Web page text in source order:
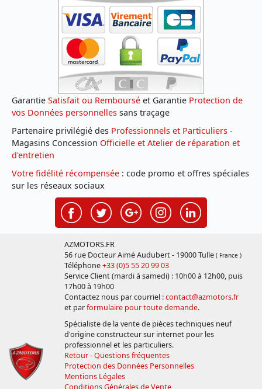
Garantie Satisfait ou Remboursé et Garantie Protection de
vos Données personnelles sans traçage
Partenaire privilégié des Professionnels et Particuliers -
Magasins Concession Officielle et Atelier de réparation et
d'entretien
Votre fidélité récompensée : code promo et offres spéciales
sur les réseaux sociaux
AZMOTORS.FR
56 rue Docteur Aimé Audubert - 19000 Tulle ( France )
Téléphone+33 (0)5 55 20 99 03
Service Client (mardi à samedi) : 10h00 à 12h00, puis
17h00 à 19h00
Contactez nous par courriel :contact@azmotors.fr
et parformulaire pour toute demande.
Spécialiste de la vente de pièces techniques neuf
d'origine constructeur sur internet pour les
professionnel et les particuliers.
Retour - Questions fréquentes
Protection des Données Personnelles
Mentions Légales
Conditions Générales de Vente